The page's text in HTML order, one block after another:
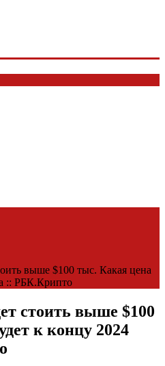
выше $100 тыс. Какая цена
:: РБК.Крипто
стоить выше $100
к концу 2024